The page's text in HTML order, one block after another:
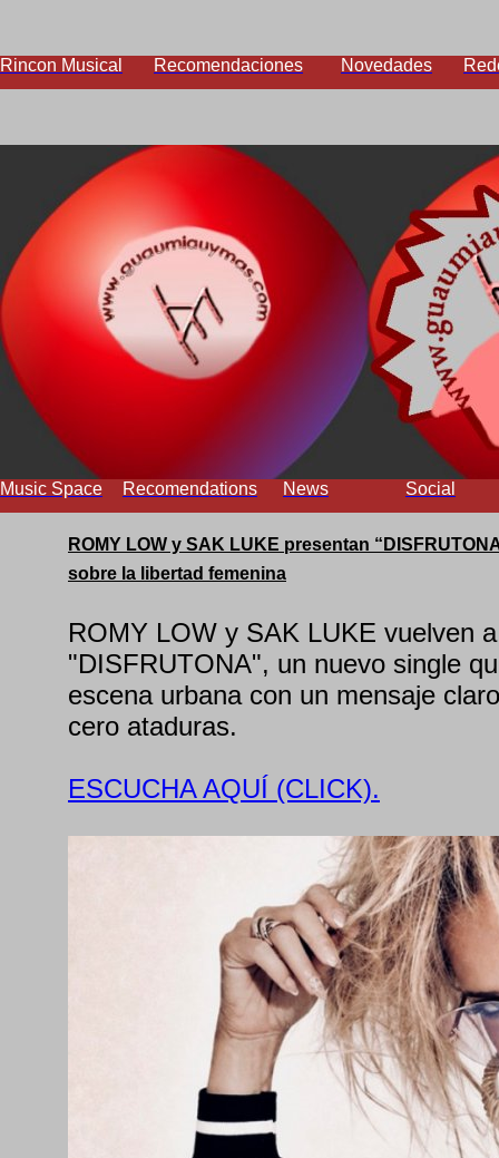
Rincon Musical Recomendaciones Novedades
Music Space Recomendations News Social
ROMY LOW y SAK LUKE presentan
sobre la libertad femenina
ROMY LOW y SAK LUKE vuelven
"DISFRUTONA", un nuevo single
escena urbana con un mensaje
cero ataduras.
ESCUCHA AQUÍ (CLICK).